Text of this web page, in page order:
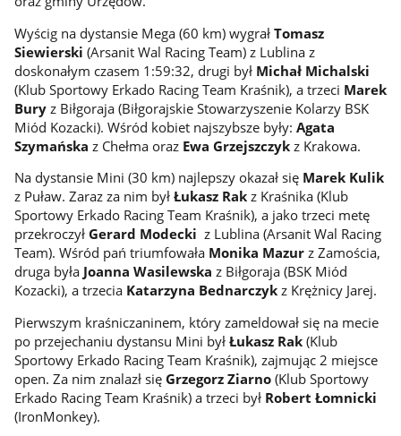
Wyścig na dystansie Mega (60 km) wygrał Tomasz
Siewierski (Arsanit Wal Racing Team) z Lublina z
doskonałym czasem 1:59:32, drugi był Michał Michalski
(Klub Sportowy Erkado Racing Team Kraśnik), a trzeci Marek
Buryz Biłgoraja (Biłgorajskie Stowarzyszenie Kolarzy BSK
Miód Kozacki). Wśród kobiet najszybsze były: Agata
Szymańska z Chełma oraz Ewa Grzejszczykz Krakowa.
Na dystansie Mini (30 km) najlepszy okazał się Marek Kulik
z Puław. Zaraz za nim był Łukasz Rakz Kraśnika (Klub
Sportowy Erkado Racing Team Kraśnik), a jako trzeci metę
przekroczył Gerard Modecki z Lublina (Arsanit Wal Racing
Team). Wśród pań triumfowała Monika Mazurz Zamościa,
druga była Joanna Wasilewska z Biłgoraja (BSK Miód
Kozacki), a trzecia Katarzyna Bednarczykz Krężnicy Jarej.
Pierwszym kraśniczaninem, który zameldował się na mecie
po przejechaniu dystansu Mini był Łukasz Rak(Klub
Sportowy Erkado Racing Team Kraśnik), zajmując 2 miejsce
open. Za nim znalazł się Grzegorz Ziarno(Klub Sportowy
Erkado Racing Team Kraśnik) a trzeci był Robert Łomnicki
(IronMonkey).